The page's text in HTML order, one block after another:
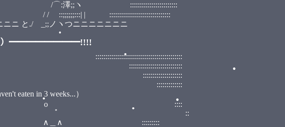
::::::::::::::::::::::::
| :::::::::::::::::::::::::::::::
ヽつニニニニニニニ
━━━━━━━━!!!!
weeks...）
o ::::
, ﾟ ::
＿∧ :::::::::
•
•
•